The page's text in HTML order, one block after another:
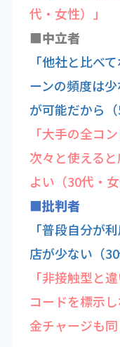
代・女性）」
■中立者
「他社と比べ
ーンの頻度は
が可能だから（
「大手の全コ
次々と使える
よい（30代・女
■批判者
「普段自分が
店が少ない（
「非接触型と
コードを標示
金チャージも同